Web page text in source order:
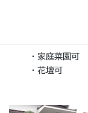
・家庭菜園可
・花壇可